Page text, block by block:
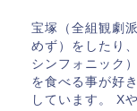
宝塚（全組観劇
めず）をしたり
シンフォニック
を食べる事が好
しています。 X